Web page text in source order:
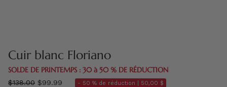
Cuir blanc Floriano
SOLDE DE PRINTEMPS : 30 à 50 % DE RÉDUCTION
régulier
$138.00 $99.99 - 50 % de réduction | 50,00 $